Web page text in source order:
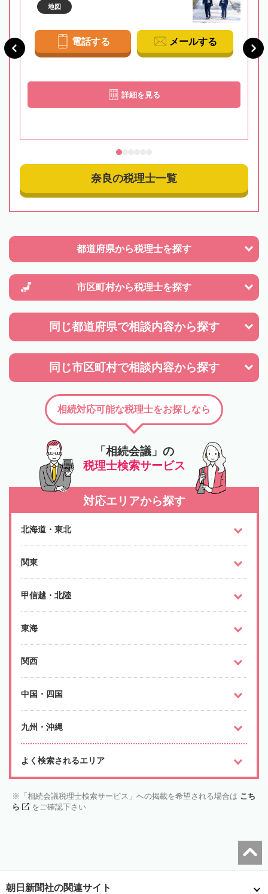
地図
電話する メールする
詳細を見る
奈良の税理士一覧
都道府県から税理士を探す
市区町村から税理士を探す
同じ都道府県で相談内容から探す
同じ市区町村で相談内容から探す
「相続会議」の
税理士検索サービス
相続対応可能な税理士をお探しなら
対応エリアから探す
北海道・東北
関東
甲信越・北陸
東海
関西
中国・四国
九州・沖縄
よく検索されるエリア
「相続会議税理士検索サービス」への掲載を希望される場合は こち
ら
をご確認下さい
朝日新聞社の関連サイト